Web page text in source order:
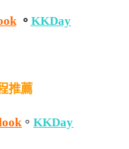
。 KKDay
推薦
。KKDay